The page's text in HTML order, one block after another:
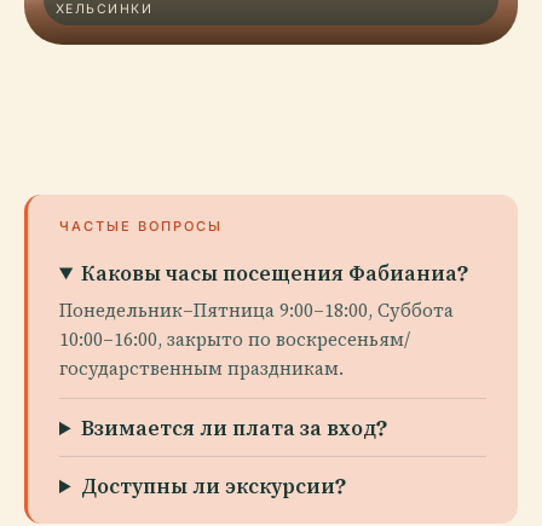
ХЕЛЬСИНКИ
ЧАСТЫЕ ВОПРОСЫ
Каковы часы посещения Фабианиа?
Понедельник–Пятница 9:00–18:00, Суббота
10:00–16:00, закрыто по воскресеньям/
государственным праздникам.
Взимается ли плата за вход?
Доступны ли экскурсии?